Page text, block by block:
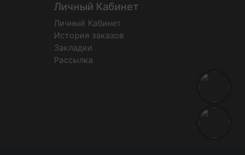
Личный Кабинет
Личный Кабинет
История заказов
Закладки
Рассылка